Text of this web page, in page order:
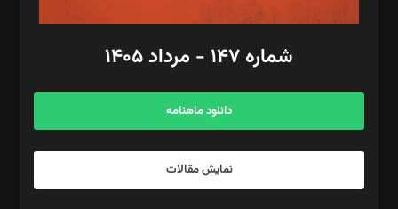
امور مالی: شاپور رهبری، محمد‌ کاظمی‌نیا
آگهی و مشترکین: ۰۹۱۹۹۹۹۰۴۵۴
شماره ۱۴۷ - مرداد ۱۴۰۵
دانلود ماهنامه
نمایش مقالات